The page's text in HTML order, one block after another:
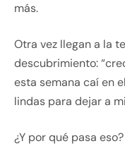
más.
Otra vez llegan a la
descubrimiento:
esta semana caí en
lindas para dejar a
¿Y por qué pasa